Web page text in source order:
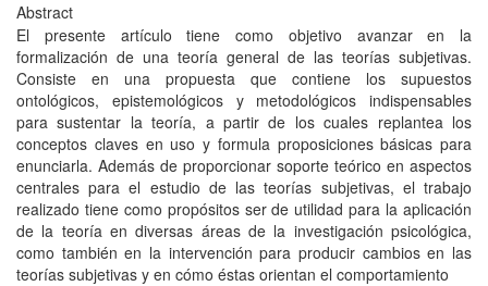
Abstract
El presente artículo tiene como objetivo avanzar en la
formalización de una teoría general de las teorías subjetivas.
Consiste en una propuesta que contiene los supuestos
ontológicos, epistemológicos y metodológicos indispensables
para sustentar la teoría, a partir de los cuales replantea los
conceptos claves en uso y formula proposiciones básicas para
enunciarla. Además de proporcionar soporte teórico en aspectos
centrales para el estudio de las teorías subjetivas, el trabajo
realizado tiene como propósitos ser de utilidad para la aplicación
de la teoría en diversas áreas de la investigación psicológica,
como también en la intervención para producir cambios en las
teorías subjetivas y en cómo éstas orientan el comportamiento